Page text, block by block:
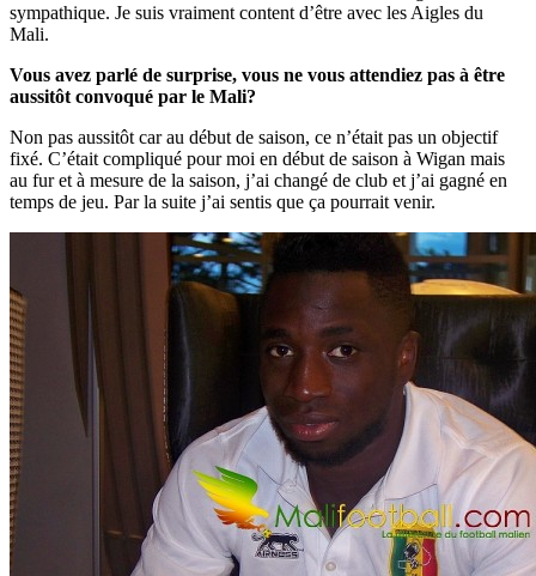
sympathique. Je suis vraiment content d’être avec les Aigles du
Mali.
Vous avez parlé de surprise, vous ne vous attendiez pas à être
aussitôt convoqué par le Mali?
Non pas aussitôt car au début de saison, ce n’était pas un objectif
fixé. C’était compliqué pour moi en début de saison à Wigan mais
au fur et à mesure de la saison, j’ai changé de club et j’ai gagné en
temps de jeu. Par la suite j’ai sentis que ça pourrait venir.